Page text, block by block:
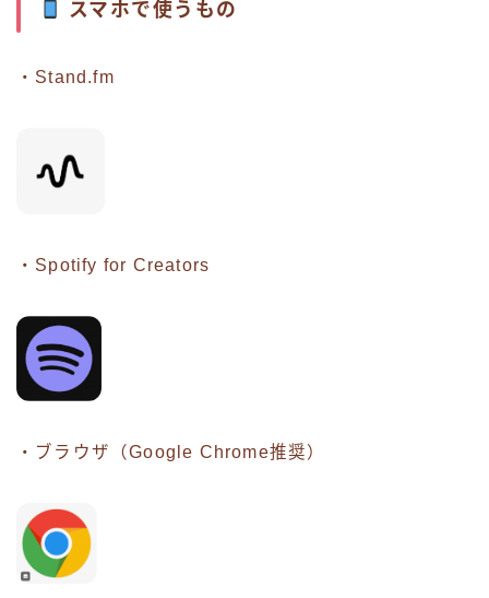
スマホで使うもの
・Stand.fm
・Spotify for Creators
・ブラウザ（Google Chrome推奨）